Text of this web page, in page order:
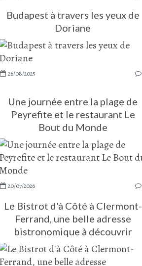
Budapest à travers les yeux de
Doriane
26/08/2025
Une journée entre la plage de
Peyrefite et le restaurant Le
Bout du Monde
20/07/2026
Le Bistrot d'à Côté à Clermont-
Ferrand, une belle adresse
bistronomique à découvrir